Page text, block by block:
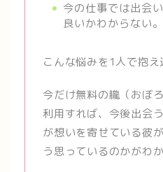
今の仕事では出会
良いかわからない。
こんな悩みを1人で抱
今だけ無料の朧（おぼ
利用すれば、今後出会
が想いを寄せている彼
う思っているのかがわか